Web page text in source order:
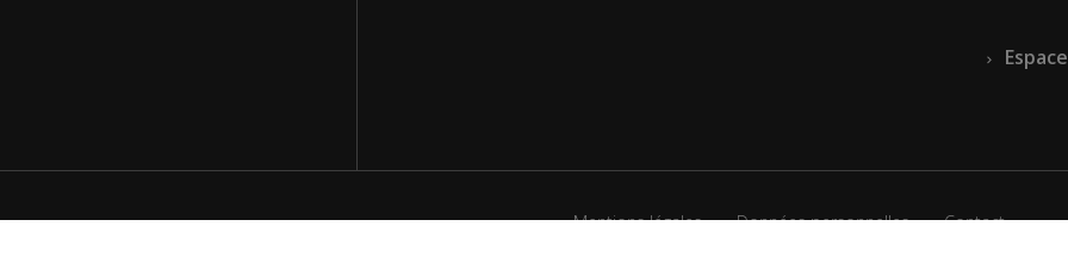
Mentions légales Données personnelles Contact